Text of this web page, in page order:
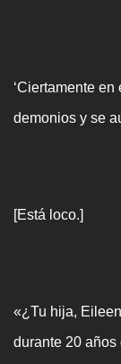
‘Ciertamente
demonios y se
[Está loco.]
«¿Tu hija,
durante 20 años